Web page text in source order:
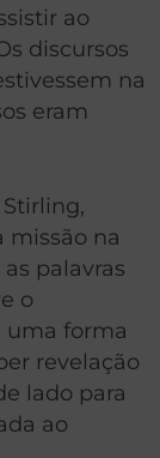
ao
discursos
na
eram
missão na
palavras
o
uma forma
revelação
lado para
ao